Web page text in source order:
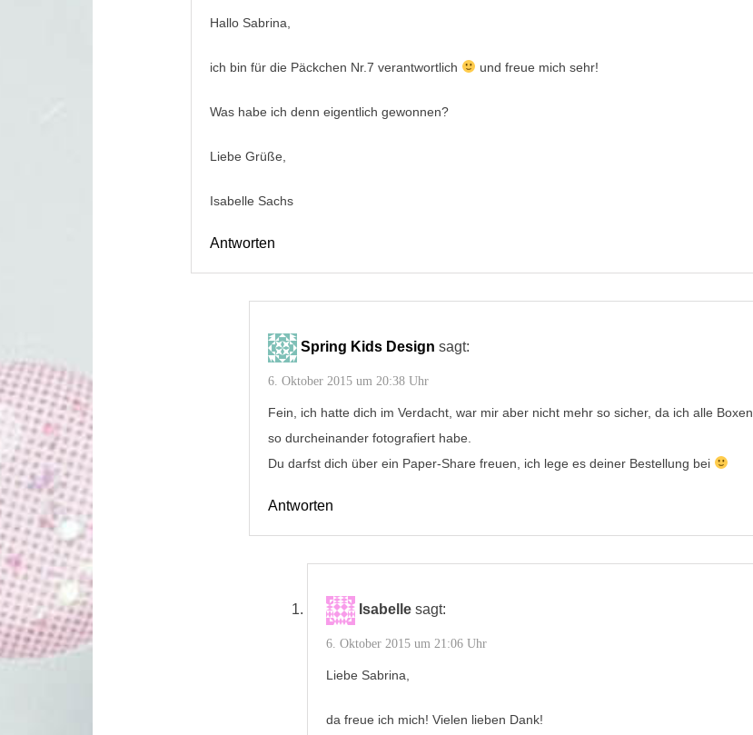
Hallo Sabrina,
ich bin für die Päckchen Nr.7 verantwortlich und freue mich sehr!
Was habe ich denn eigentlich gewonnen?
Liebe Grüße,
Isabelle Sachs
Antworten
Spring Kids Design sagt:
6. Oktober 2015 um 20:38 Uhr
Fein, ich hatte dich im Verdacht, war mir aber nicht mehr so sicher, da ich alle Boxen
so durcheinander fotografiert habe.
Du darfst dich über ein Paper-Share freuen, ich lege es deiner Bestellung bei
Antworten
Isabelle sagt:
6. Oktober 2015 um 21:06 Uhr
Liebe Sabrina,
da freue ich mich! Vielen lieben Dank!